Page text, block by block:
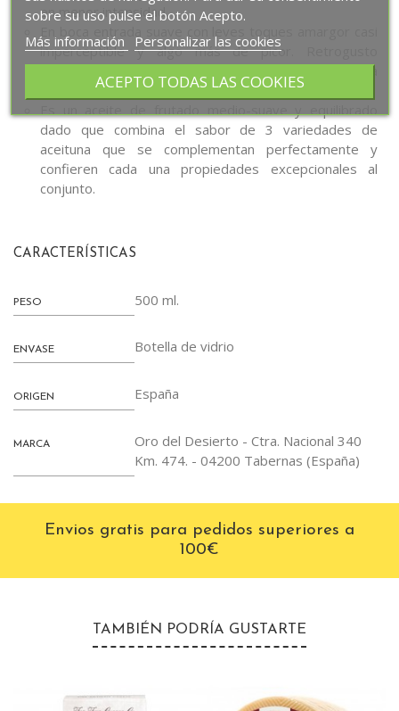
en menor intensidad.
imperceptible y algo más de picor. Retrogusto
agradable con persistencia del sabor frutado de la
aceituna y vagos recuerdos del picor.
dado que combina el sabor de 3 variedades de
aceituna que se complementan perfectamente y
confieren cada una propiedades excepcionales al
conjunto.
CARACTERÍSTICAS
PESO 500 ml.
ENVASE Botella de vidrio
ORIGEN España
MARCA
Oro del Desierto - Ctra. Nacional 340
Km. 474. - 04200 Tabernas (España)
Envios gratis para pedidos superiores a
100€
TAMBIÉN PODRÍA GUSTARTE
sobre su uso pulse el botón Acepto.
Más información
Personalizar las cookies
ACEPTO TODAS LAS COOKIES